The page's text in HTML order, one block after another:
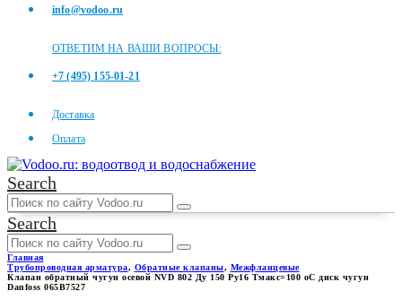
info@vodoo.ru
ОТВЕТИМ НА ВАШИ ВОПРОСЫ:
+7 (495) 155-01-21
Доставка
Оплата
Search
Search
Главная
Трубопроводная арматура, Обратные клапаны, Межфланцевые
Клапан обратный чугун осевой NVD 802 Ду 150 Ру16 Тмакс=100 оС диск чугун
Danfoss 065B7527